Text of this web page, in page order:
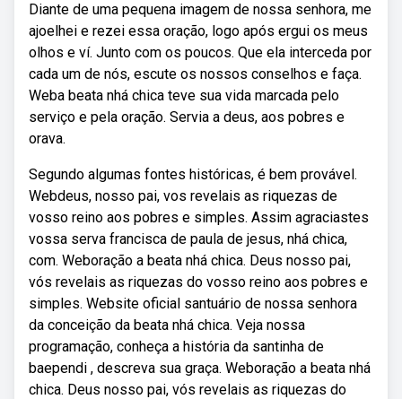
Diante de uma pequena imagem de nossa senhora, me
ajoelhei e rezei essa oração, logo após ergui os meus
olhos e ví. Junto com os poucos. Que ela interceda por
cada um de nós, escute os nossos conselhos e faça.
Weba beata nhá chica teve sua vida marcada pelo
serviço e pela oração. Servia a deus, aos pobres e
orava.
Segundo algumas fontes históricas, é bem provável.
Webdeus, nosso pai, vos revelais as riquezas de
vosso reino aos pobres e simples. Assim agraciastes
vossa serva francisca de paula de jesus, nhá chica,
com. Weboração a beata nhá chica. Deus nosso pai,
vós revelais as riquezas do vosso reino aos pobres e
simples. Website oficial santuário de nossa senhora
da conceição da beata nhá chica. Veja nossa
programação, conheça a história da santinha de
baependi , descreva sua graça. Weboração a beata nhá
chica. Deus nosso pai, vós revelais as riquezas do